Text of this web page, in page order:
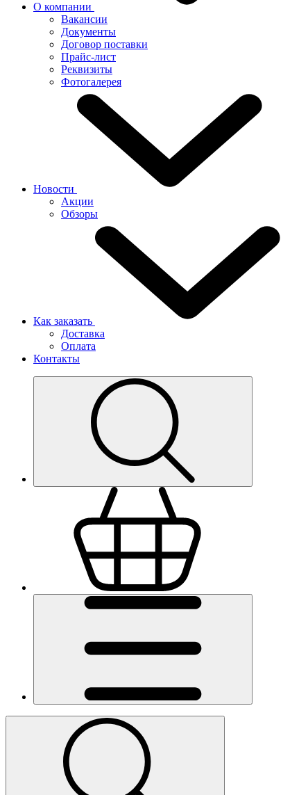
О компании
Вакансии
Документы
Договор поставки
Прайс-лист
Реквизиты
Фотогалерея
Новости
Акции
Обзоры
Как заказать
Доставка
Оплата
Контакты